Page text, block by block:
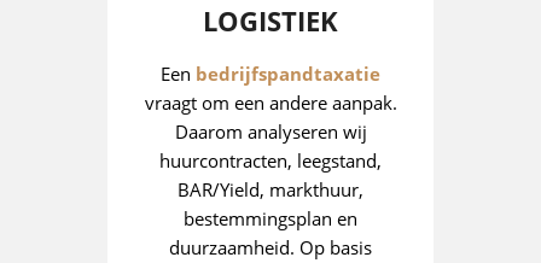
LOGISTIEK
Een bedrijfspandtaxatie
vraagt om een andere aanpak.
Daarom analyseren wij
huurcontracten, leegstand,
BAR/Yield, markthuur,
bestemmingsplan en
duurzaamheid. Op basis